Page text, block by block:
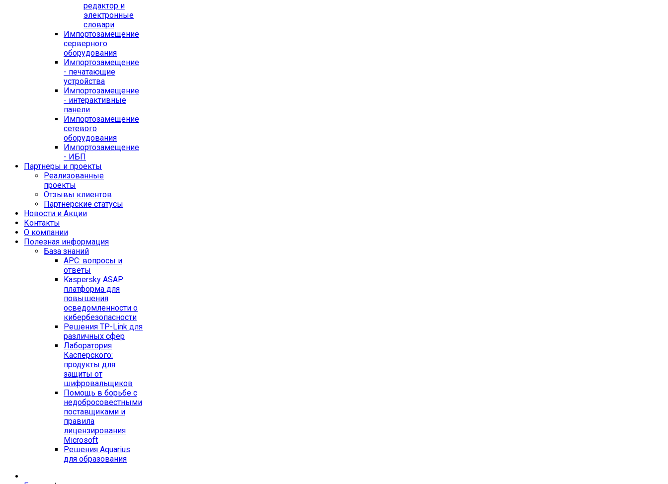
редактор и
электронные
словари
Импортозамещение
серверного
оборудования
Импортозамещение
- печатающие
устройства
Импортозамещение
- интерактивные
панели
Импортозамещение
сетевого
оборудования
Импортозамещение
- ИБП
Партнеры и проекты
Реализованные
проекты
Отзывы клиентов
Партнерские статусы
Новости и Акции
Контакты
O компании
Полезная информация
База знаний
APC: вопросы и
ответы
Kaspersky ASAP:
платформа для
повышения
осведомленности о
кибербезопасности
Решения TP-Link для
различных сфер
Лаборатория
Касперского:
продукты для
защиты от
шифровальщиков
Помощь в борьбе с
недобросовестными
поставщиками и
правила
лицензирования
Microsoft
Решения Aquarius
для образования